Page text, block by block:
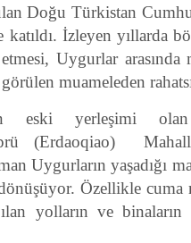
Doğu Türkistan
İzleyen yıllarda
Uygurlar arasında
muameleden
eski yerleşimi
(Erdaoqiao)
Uygurların yaşadığı
Özellikle cuma
yolların ve binaların